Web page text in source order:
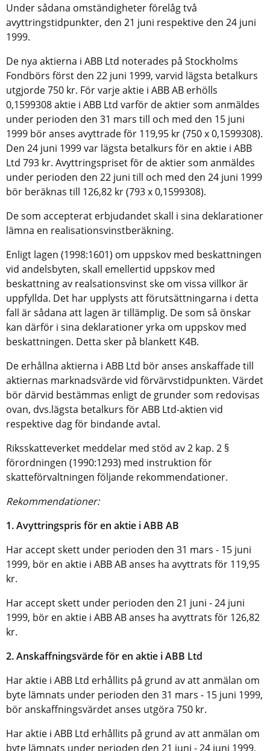
Under sådana omständigheter förelåg två
avyttringstidpunkter, den 21 juni respektive den 24 juni
1999.
De nya aktierna i ABB Ltd noterades på Stockholms
Fondbörs först den 22 juni 1999, varvid lägsta betalkurs
utgjorde 750 kr. För varje aktie i ABB AB erhölls
0,1599308 aktie i ABB Ltd varför de aktier som anmäldes
under perioden den 31 mars till och med den 15 juni
1999 bör anses avyttrade för 119,95 kr (750 x 0,1599308).
Den 24 juni 1999 var lägsta betalkurs för en aktie i ABB
Ltd 793 kr. Avyttringspriset för de aktier som anmäldes
under perioden den 22 juni till och med den 24 juni 1999
bör beräknas till 126,82 kr (793 x 0,1599308).
De som accepterat erbjudandet skall i sina deklarationer
lämna en realisationsvinstberäkning.
Enligt lagen (1998:1601) om uppskov med beskattningen
vid andelsbyten, skall emellertid uppskov med
beskattning av realsationsvinst ske om vissa villkor är
uppfyllda. Det har upplysts att förutsättningarna i detta
fall är sådana att lagen är tillämplig. De som så önskar
kan därför i sina deklarationer yrka om uppskov med
beskattningen. Detta sker på blankett K4B.
De erhållna aktierna i ABB Ltd bör anses anskaffade till
aktiernas marknadsvärde vid förvärvstidpunkten. Värdet
bör därvid bestämmas enligt de grunder som redovisas
ovan, dvs.lägsta betalkurs för ABB Ltd-aktien vid
respektive dag för bindande avtal.
Riksskatteverket meddelar med stöd av 2 kap. 2 §
förordningen (1990:1293) med instruktion för
skatteförvaltningen följande rekommendationer.
Rekommendationer:
1. Avyttringspris för en aktie i ABB AB
Har accept skett under perioden den 31 mars - 15 juni
1999, bör en aktie i ABB AB anses ha avyttrats för 119,95
kr.
Har accept skett under perioden den 21 juni - 24 juni
1999, bör en aktie i ABB AB anses ha avyttrats för 126,82
kr.
2. Anskaffningsvärde för en aktie i ABB Ltd
Har aktie i ABB Ltd erhållits på grund av att anmälan om
byte lämnats under perioden den 31 mars - 15 juni 1999,
bör anskaffningsvärdet anses utgöra 750 kr.
Har aktie i ABB Ltd erhållits på grund av att anmälan om
byte lämnats under perioden den 21 juni - 24 juni 1999,